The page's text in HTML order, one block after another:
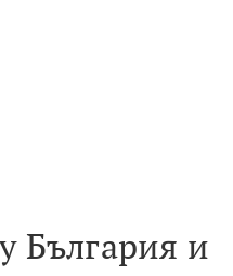
България и